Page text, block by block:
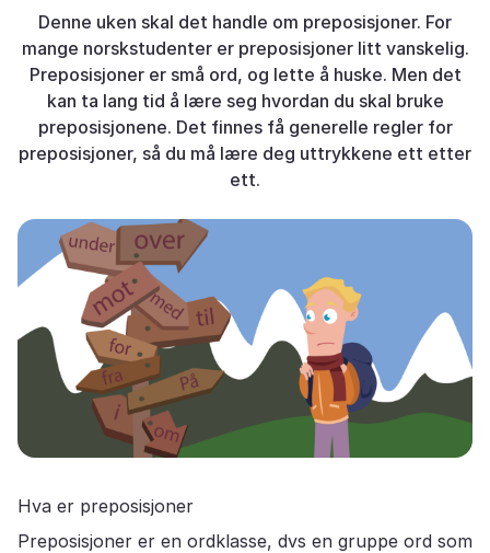
Denne uken skal det handle om preposisjoner. For
mange norskstudenter er preposisjoner litt vanskelig.
Preposisjoner er små ord, og lette å huske. Men det
kan ta lang tid å lære seg hvordan du skal bruke
preposisjonene. Det finnes få generelle regler for
preposisjoner, så du må lære deg uttrykkene ett etter
ett.
Hva er preposisjoner
Preposisjoner er en ordklasse, dvs en gruppe ord som